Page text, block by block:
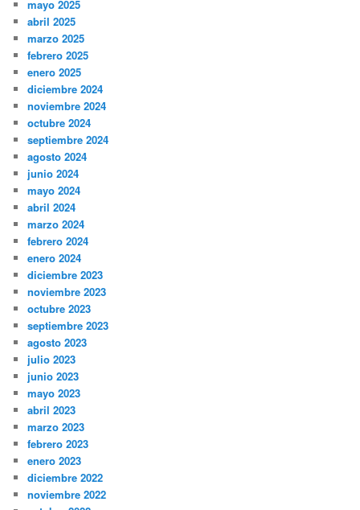
mayo 2025
abril 2025
marzo 2025
febrero 2025
enero 2025
diciembre 2024
noviembre 2024
octubre 2024
septiembre 2024
agosto 2024
junio 2024
mayo 2024
abril 2024
marzo 2024
febrero 2024
enero 2024
diciembre 2023
noviembre 2023
octubre 2023
septiembre 2023
agosto 2023
julio 2023
junio 2023
mayo 2023
abril 2023
marzo 2023
febrero 2023
enero 2023
diciembre 2022
noviembre 2022